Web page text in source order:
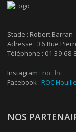
Stade : Robert Barran
Adresse : 36 Rue
Téléphone : 01 39 68
Instagram : roc_hc
Facebook : ROC
NOS